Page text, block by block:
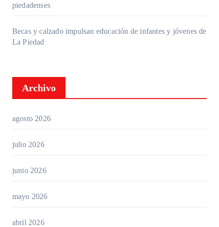
piedadenses
Becas y calzado impulsan educación de infantes y jóvenes de
La Piedad
Archivo
agosto 2026
julio 2026
junio 2026
mayo 2026
abril 2026